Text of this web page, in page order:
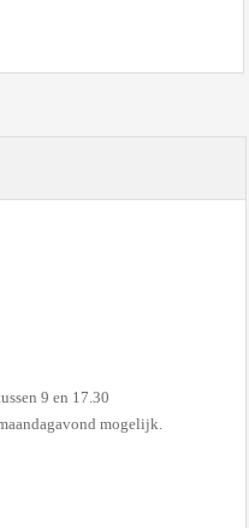
9 en 17.30
mogelijk.